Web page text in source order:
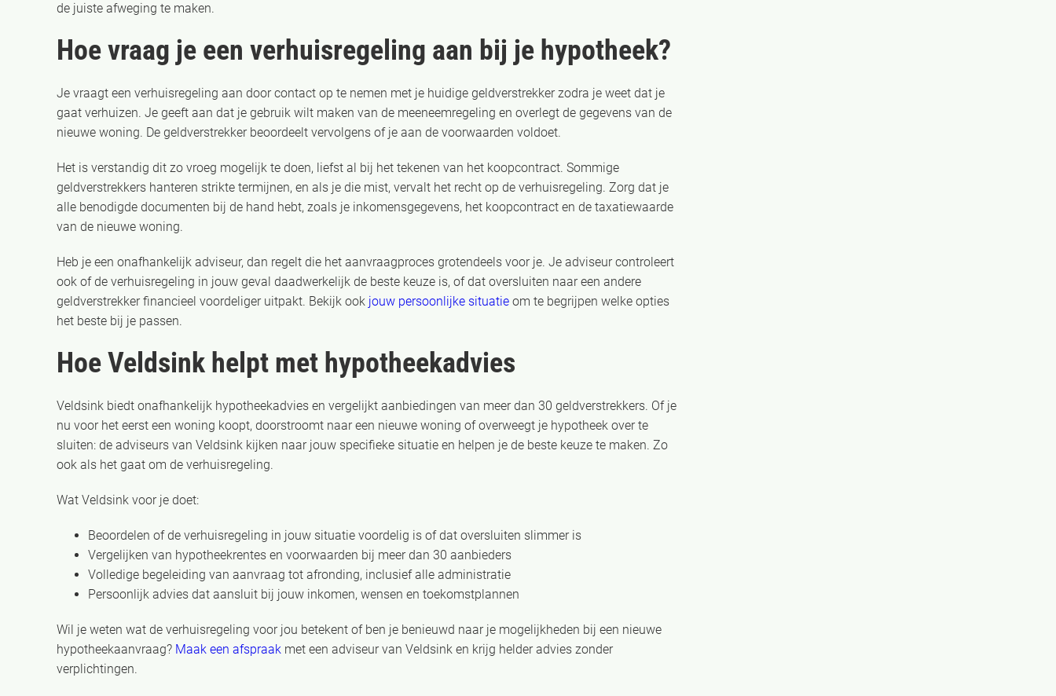
de juiste afweging te maken.
Hoe vraag je een verhuisregeling aan bij je hypotheek?
Je vraagt een verhuisregeling aan door contact op te nemen met je huidige geldverstrekker zodra je weet dat je
gaat verhuizen. Je geeft aan dat je gebruik wilt maken van de meeneemregeling en overlegt de gegevens van de
nieuwe woning. De geldverstrekker beoordeelt vervolgens of je aan de voorwaarden voldoet.
Het is verstandig dit zo vroeg mogelijk te doen, liefst al bij het tekenen van het koopcontract. Sommige
geldverstrekkers hanteren strikte termijnen, en als je die mist, vervalt het recht op de verhuisregeling. Zorg dat je
alle benodigde documenten bij de hand hebt, zoals je inkomensgegevens, het koopcontract en de taxatiewaarde
van de nieuwe woning.
Heb je een onafhankelijk adviseur, dan regelt die het aanvraagproces grotendeels voor je. Je adviseur controleert
ook of de verhuisregeling in jouw geval daadwerkelijk de beste keuze is, of dat oversluiten naar een andere
geldverstrekker financieel voordeliger uitpakt. Bekijk ook jouw persoonlijke situatie om te begrijpen welke opties
het beste bij je passen.
Hoe Veldsink helpt met hypotheekadvies
Veldsink biedt onafhankelijk hypotheekadvies en vergelijkt aanbiedingen van meer dan 30 geldverstrekkers. Of je
nu voor het eerst een woning koopt, doorstroomt naar een nieuwe woning of overweegt je hypotheek over te
sluiten: de adviseurs van Veldsink kijken naar jouw specifieke situatie en helpen je de beste keuze te maken. Zo
ook als het gaat om de verhuisregeling.
Wat Veldsink voor je doet:
Beoordelen of de verhuisregeling in jouw situatie voordelig is of dat oversluiten slimmer is
Vergelijken van hypotheekrentes en voorwaarden bij meer dan 30 aanbieders
Volledige begeleiding van aanvraag tot afronding, inclusief alle administratie
Persoonlijk advies dat aansluit bij jouw inkomen, wensen en toekomstplannen
Wil je weten wat de verhuisregeling voor jou betekent of ben je benieuwd naar je mogelijkheden bij een nieuwe
hypotheekaanvraag? Maak een afspraak met een adviseur van Veldsink en krijg helder advies zonder
verplichtingen.